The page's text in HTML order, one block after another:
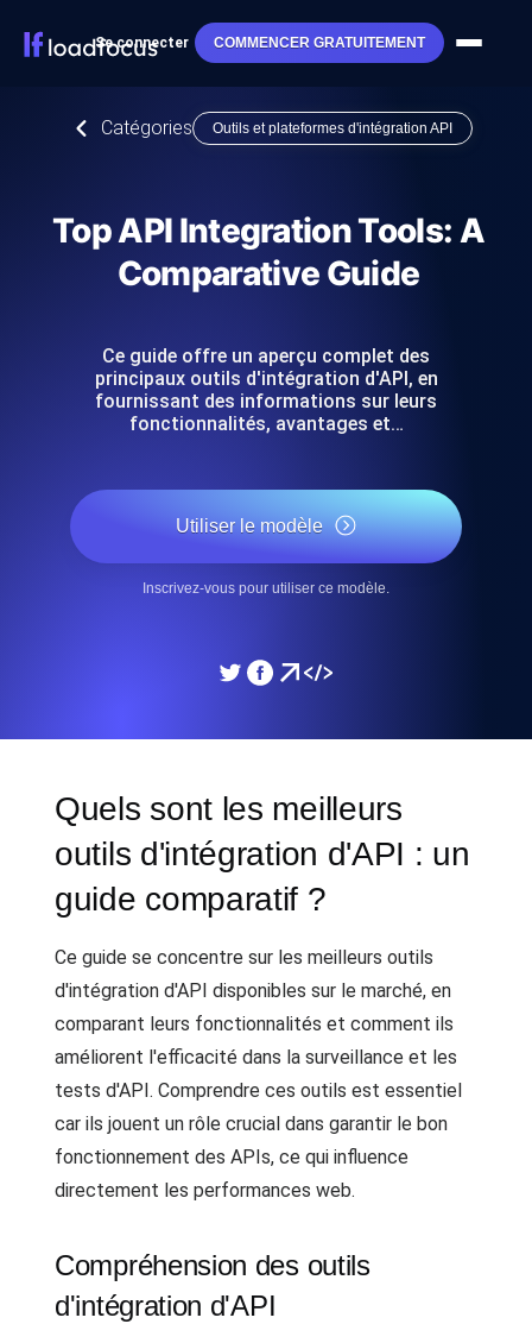
Se connecter COMMENCER GRATUITEMENT
Catégories Outils et plateformes d'intégration API
Top API Integration Tools: A
Comparative Guide
Ce guide offre un aperçu complet des
principaux outils d'intégration d'API, en
fournissant des informations sur leurs
fonctionnalités, avantages et…
Utiliser le modèle
Inscrivez-vous pour utiliser ce modèle.
Quels sont les meilleurs
outils d'intégration d'API : un
guide comparatif ?
Ce guide se concentre sur les meilleurs outils
d'intégration d'API disponibles sur le marché, en
comparant leurs fonctionnalités et comment ils
améliorent l'efficacité dans la surveillance et les
tests d'API. Comprendre ces outils est essentiel
car ils jouent un rôle crucial dans garantir le bon
fonctionnement des APIs, ce qui influence
directement les performances web.
Compréhension des outils
d'intégration d'API